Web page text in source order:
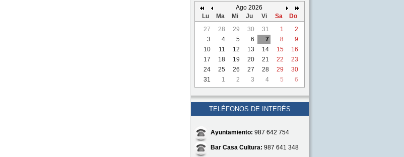
Ago 2026
Lu
Ma Mi Ju Vi Sa
Do
27
28 29 30 31 1
2
3
4 5 6 7 8
9
10
11 12 13 14 15
16
17
18 19 20 21 22
23
24
25 26 27 28 29
30
31
1 2 3 4 5 6
TELÉFONOS DE INTERÉS
Ayuntamiento: 987 642 754
Bar Casa Cultura: 987 641 348